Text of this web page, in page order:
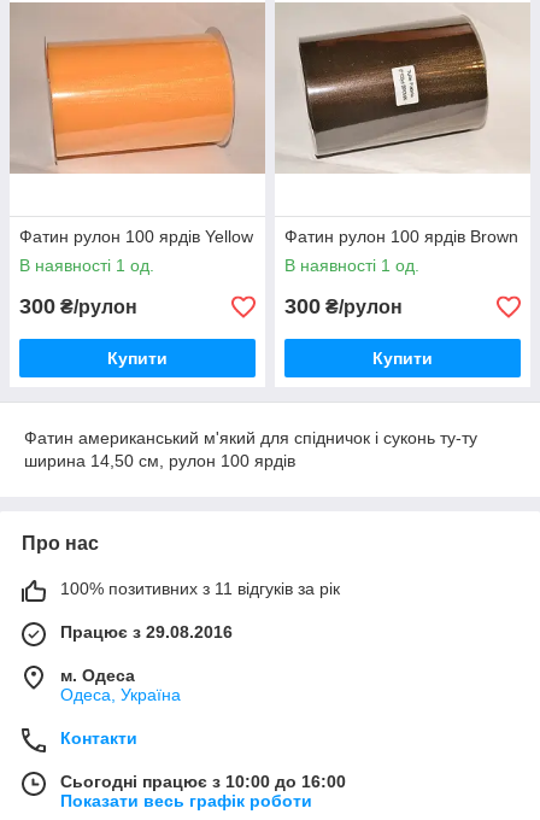
Фатин рулон 100 ярдів Yellow
В наявності 1 од.
300 ₴/рулон
Купити
Фатин рулон 100 ярдів Brown
В наявності 1 од.
300 ₴/рулон
Купити
Фатин американський м'який для спідничок і суконь ту-ту
ширина 14,50 см, рулон 100 ярдів
Про нас
100% позитивних з 11 відгуків за рік
Працює з 29.08.2016
м. Одеса
Одеса, Україна
Контакти
Сьогодні працює з 10:00 до 16:00
Показати весь графік роботи